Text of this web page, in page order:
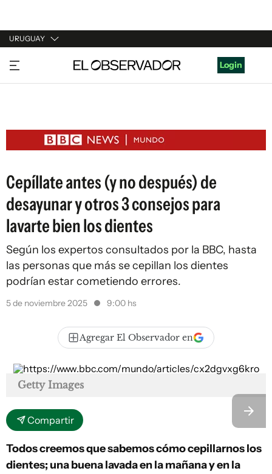
URUGUAY
URUGUAY
ARGENTINA
ESTADOS UNIDOS
Login
Cepíllate antes (y no después) de
desayunar y otros 3 consejos para
lavarte bien los dientes
Según los expertos consultados por la BBC, hasta
las personas que más se cepillan los dientes
podrían estar cometiendo errores.
5 de noviembre 2025 9:00 hs
Agregar El Observador en
Getty Images
Compartir
Todos creemos que sabemos cómo cepillarnos los
dientes; una buena lavada en la mañana y en la